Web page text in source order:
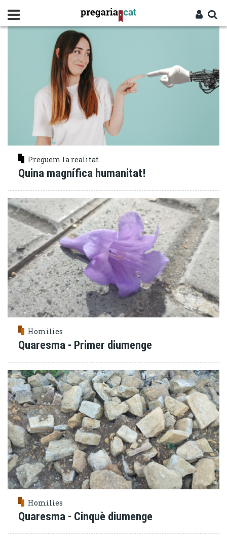
contingut
PERSONA
Preguem la realitat
Quina magnífica humanitat!
Homilies
Quaresma - Primer diumenge
Homilies
Quaresma - Cinquè diumenge